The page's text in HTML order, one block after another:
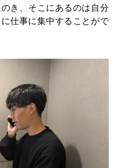
き、そこにあるのは自分
仕事に集中することがで